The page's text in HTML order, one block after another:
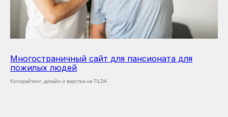
Многостраничный сайт для пансионата для
пожилых людей
Копирайтинг, дизайн и верстка на TILDA